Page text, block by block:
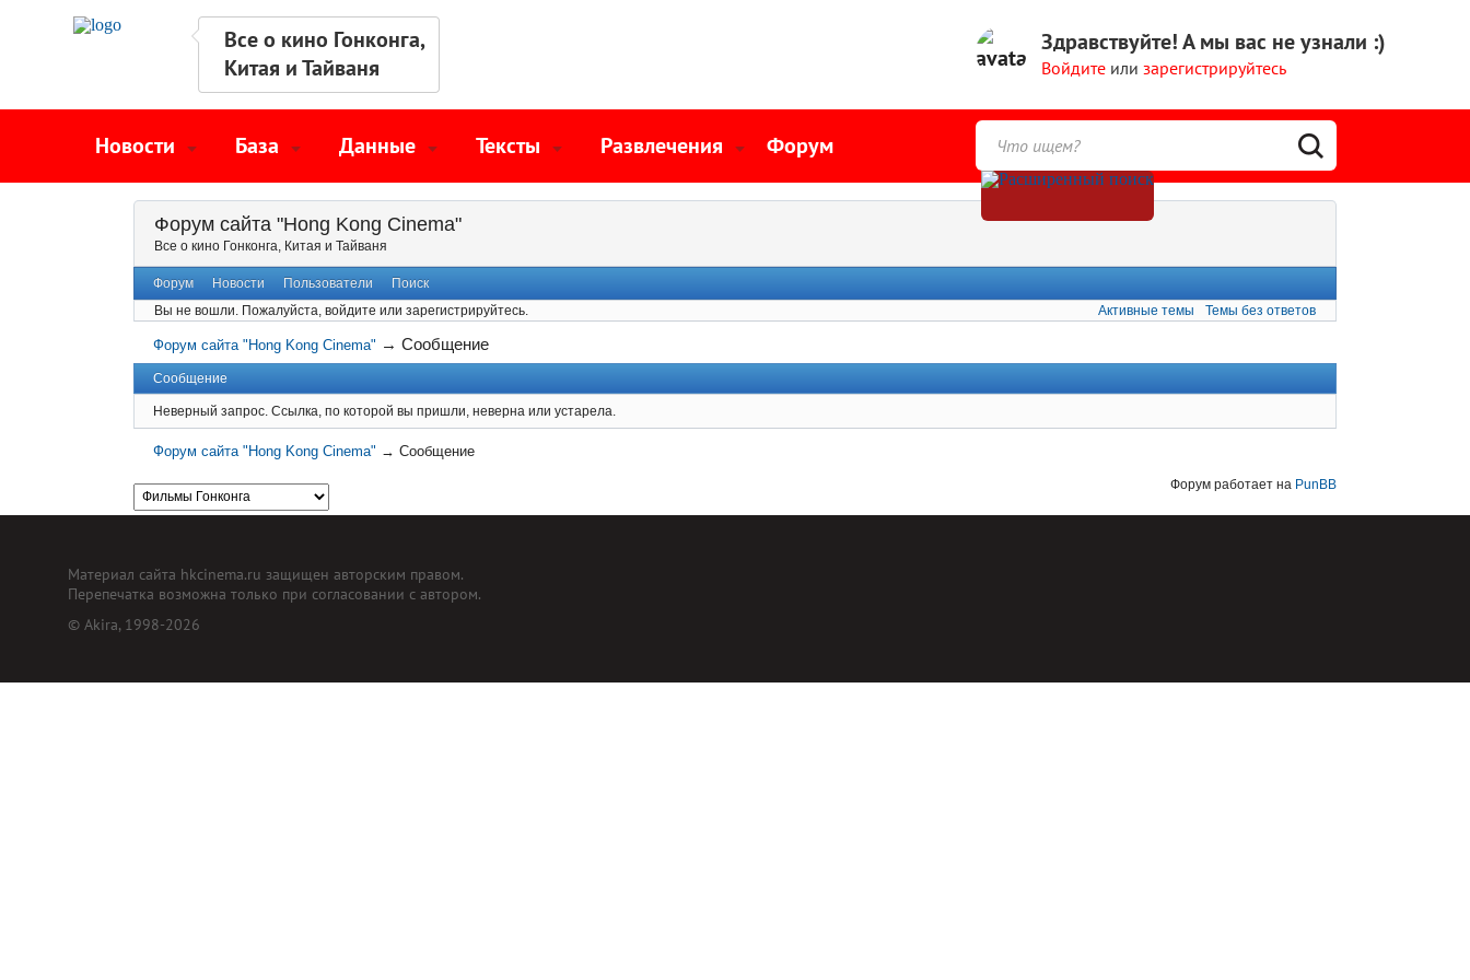
Все о кино Гонконга,
Китая и Тайваня
Здравствуйте!А мы вас не узнали :)
Войдите или зарегистрируйтесь
Новости База Данные Тексты Развлечения Форум
Форум сайта "Hong Kong Cinema"
Все о кино Гонконга, Китая и Тайваня
Форум Новости Пользователи
Поиск
Вы не вошли. Пожалуйста, войдите или зарегистрируйтесь. Активные темы Темы без ответов
Форум сайта "Hong Kong Cinema" →Сообщение
Сообщение
Неверный запрос. Ссылка, по которой вы пришли, неверна или устарела.
Форум сайта "Hong Kong Cinema" →Сообщение
Форум работает на PunBB
Материал сайта hkcinema.ru защищен авторским правом.
Перепечатка возможна только при согласовании с автором.
© Akira, 1998-2026